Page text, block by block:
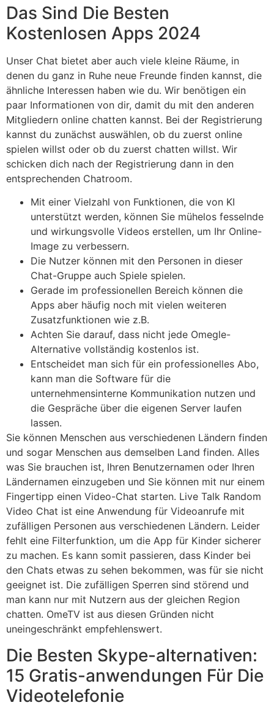
Das Sind Die Besten
Kostenlosen Apps 2024
Unser Chat bietet aber auch viele kleine Räume, in
denen du ganz in Ruhe neue Freunde finden kannst, die
ähnliche Interessen haben wie du. Wir benötigen ein
paar Informationen von dir, damit du mit den anderen
Mitgliedern online chatten kannst. Bei der Registrierung
kannst du zunächst auswählen, ob du zuerst online
spielen willst oder ob du zuerst chatten willst. Wir
schicken dich nach der Registrierung dann in den
entsprechenden Chatroom.
Mit einer Vielzahl von Funktionen, die von KI
unterstützt werden, können Sie mühelos fesselnde
und wirkungsvolle Videos erstellen, um Ihr Online-
Image zu verbessern.
Die Nutzer können mit den Personen in dieser
Chat-Gruppe auch Spiele spielen.
Gerade im professionellen Bereich können die
Apps aber häufig noch mit vielen weiteren
Zusatzfunktionen wie z.B.
Achten Sie darauf, dass nicht jede Omegle-
Alternative vollständig kostenlos ist.
Entscheidet man sich für ein professionelles Abo,
kann man die Software für die
unternehmensinterne Kommunikation nutzen und
die Gespräche über die eigenen Server laufen
lassen.
Sie können Menschen aus verschiedenen Ländern finden
und sogar Menschen aus demselben Land finden. Alles
was Sie brauchen ist, Ihren Benutzernamen oder Ihren
Ländernamen einzugeben und Sie können mit nur einem
Fingertipp einen Video-Chat starten. Live Talk Random
Video Chat ist eine Anwendung für Videoanrufe mit
zufälligen Personen aus verschiedenen Ländern. Leider
fehlt eine Filterfunktion, um die App für Kinder sicherer
zu machen. Es kann somit passieren, dass Kinder bei
den Chats etwas zu sehen bekommen, was für sie nicht
geeignet ist. Die zufälligen Sperren sind störend und
man kann nur mit Nutzern aus der gleichen Region
chatten. OmeTV ist aus diesen Gründen nicht
uneingeschränkt empfehlenswert.
Die Besten Skype-alternativen:
15 Gratis-anwendungen Für Die
Videotelefonie